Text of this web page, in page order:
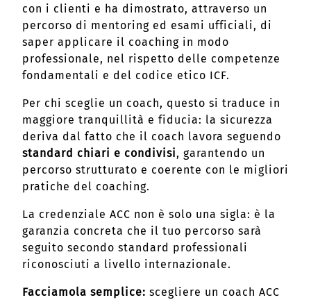
con i clienti e ha dimostrato, attraverso un
percorso di mentoring ed esami ufficiali, di
saper applicare il coaching in modo
professionale, nel rispetto delle competenze
fondamentali e del codice etico ICF.
Per chi sceglie un coach, questo si traduce in
maggiore tranquillità e fiducia: la sicurezza
deriva dal fatto che il coach lavora seguendo
standard chiari e condivisi, garantendo un
percorso strutturato e coerente con le migliori
pratiche del coaching.
La credenziale ACC non è solo una sigla: è la
garanzia concreta che il tuo percorso sarà
seguito secondo standard professionali
riconosciuti a livello internazionale.
Facciamola semplice: scegliere un coach ACC